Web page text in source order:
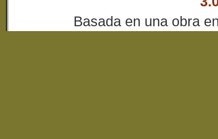
Basada en una obra